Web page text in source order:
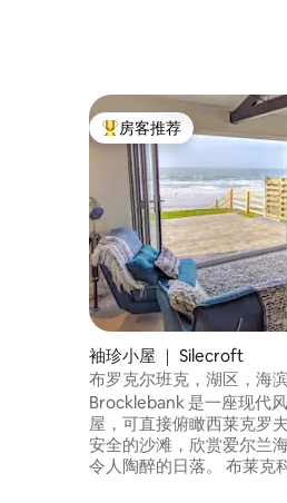
热门「房客推荐」
房客推荐
袖珍小屋 ｜ Silecroft
布罗克尔班克，湖区，海
Brocklebank 是一座现代
屋，可直接俯瞰西莱克罗
安全的沙滩，欣赏爱尔兰
令人陶醉的日落。 布莱克